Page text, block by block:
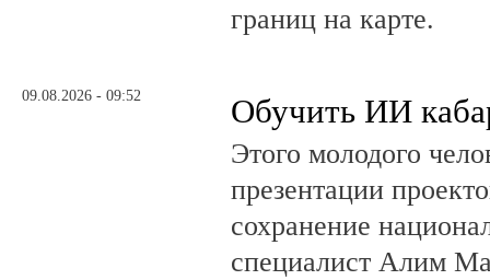
границ на карте.
09.08.2026 - 09:52 Обучить ИИ
Этого молодого
презентации
сохранение
специалист Алим